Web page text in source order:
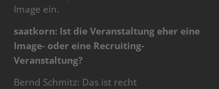
Image ein.
saatkorn: Ist die Veranstaltung eher eine
Image- oder eine Recruiting-
Veranstaltung?
Bernd Schmitz: Das ist recht